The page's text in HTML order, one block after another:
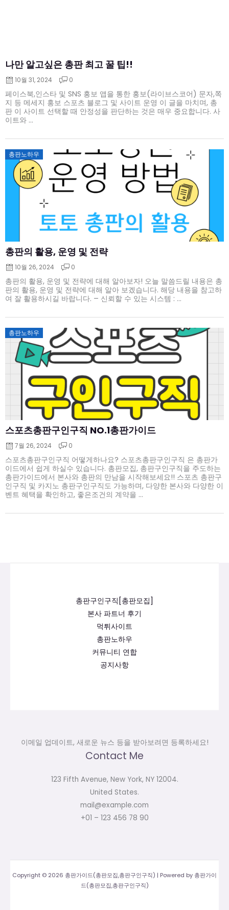
나만 알고싶은 총판 최고 꿀 팁!!
10월 31, 2024 0
페이스북,인스타 및 SNS 홍보 앱을 통한 홍보(라이브스코어) 문자,쪽
지 등 메세지 홍보 스포츠 블로그 및 사이트 운영 이 글을 마치며, 총
판 이 사이트 선택할 때 안정성을 판단하는 것은 매우 중요합니다. 사
이트와 ...
총판노하우
총판의 활용, 운영 및 전략
Posted
on
10월 26, 2024 0
총판의 활용, 운영 및 전략에 대해 알아보자! 오늘 말씀드릴 내용은 총
판의 활용, 운영 및 전략에 대해 알아 보겠습니다. 해당 내용을 참고하
여 잘 활용하시길 바랍니다. – 신뢰할 수 있는 시스템 : ...
총판노하우
스포츠총판구인구직 NO.1총판가이드
Posted
on
7월 26, 2024 0
스포츠총판구인구직 어떻게하나요? 스포츠총판구인구직 은 총판가
이드에서 쉽게 하실수 있습니다. 총판모집, 총판구인구직을 주도하는
총판가이드에서 본사와 총판의 만남을 시작해보세요!! 스포츠 총판구
인구직 및 카지노 총판구인구직도 가능하며, 다양한 본사와 다양한 이
벤트 혜택을 확인하고, 좋은조건의 계약을 ...
총판구인구직[총판모집]
본사 파트너 후기
먹튀사이트
총판노하우
커뮤니티 연합
공지사항
이메일 업데이트, 새로운 뉴스 등을 받아보려면 등록하세요!
Contact Me
123 Fifth Avenue, New York, NY 12004.
United States.
mail@example.com
+01 – 123 456 78 90
Copyright © 2026 총판가이드(총판모집,총판구인구직) | Powered by 총판가이
드(총판모집,총판구인구직)